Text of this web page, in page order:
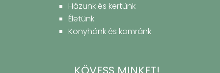
Házunk és kertünk
Életünk
Konyhánk és kamránk